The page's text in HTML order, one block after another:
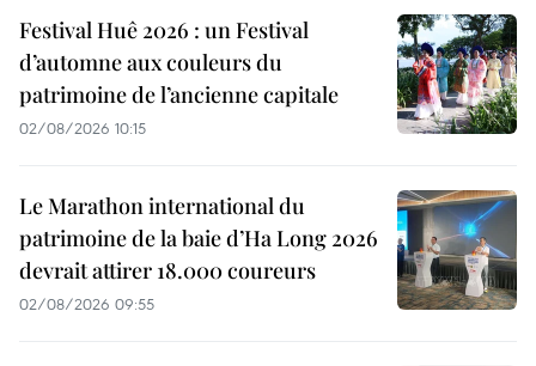
Festival Huê 2026 : un Festival
d’automne aux couleurs du
patrimoine de l’ancienne capitale
02/08/2026 10:15
Le Marathon international du
patrimoine de la baie d’Ha Long 2026
devrait attirer 18.000 coureurs
02/08/2026 09:55